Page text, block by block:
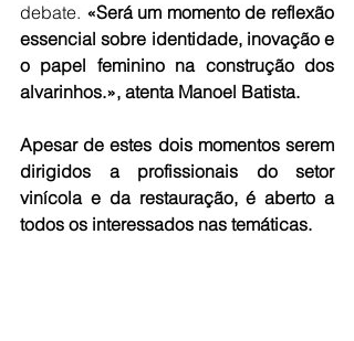
debate. «Será um momento de reflexão
essencial sobre identidade, inovação e
o papel feminino na construção dos
alvarinhos.», atenta Manoel Batista.
Apesar de estes dois momentos serem
dirigidos a profissionais do setor
vinícola e da restauração, é aberto a
todos os interessados nas temáticas.